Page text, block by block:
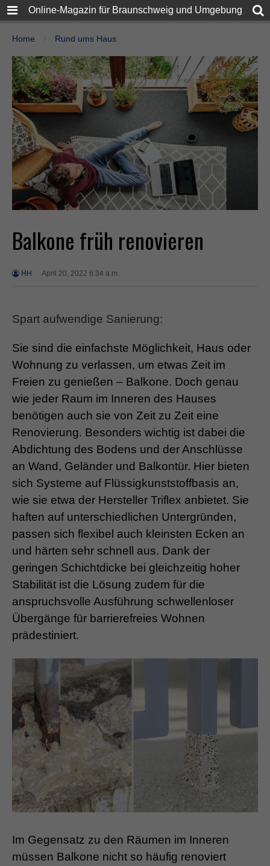
Online-Magazin für Braunschweig und Umgebung
Home Rund ums Haus
Balkone früh renovieren
HH April 20, 2022 6:34 a.m.
Spart aufwendige Sanierung:
Sie sind die einfachste Möglichkeit, Haus oder
Wohnung zu verlassen, um etwas Zeit im
Freien zu genießen – Balkone. Doch genau
wie jeder Raum im Inneren des Hauses
benötigen auch sie von Zeit zu Zeit eine
Renovierung. Besonders wichtig ist dabei die
Abdichtung des Bodens und der Anschlüsse
an Wand, Geländer und Balkontür. Hier bieten
sich Systeme auf Flüssigkunststoffbasis an,
wie sie etwa der Hersteller Triflex anbietet. Sie
haften auf unterschiedlichen Untergründen,
passen sich flexibel auch kleinsten Ecken an
und härten sehr schnell aus. Dank der
geringen Schichtdicke bei gleichzeitig hoher
Stabilität ist die Lösung zudem für die
anspruchsvolle Ausführung schwellenloser
Übergänge für barrierefreies Wohnen
prädestiniert.
Im Gegensatz zu den Räumen im Inneren
müssen Balkone nicht so häufig renoviert